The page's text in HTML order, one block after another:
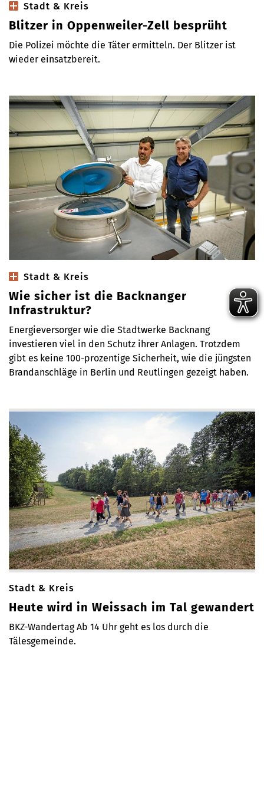
Stadt & Kreis
Blitzer in Oppenweiler-Zell besprüht
Die Polizei möchte die Täter ermitteln. Der Blitzer ist
wieder einsatzbereit.
Stadt & Kreis
Wie sicher ist die Backnanger
Infrastruktur?
Energieversorger wie die Stadtwerke Backnang
investieren viel in den Schutz ihrer Anlagen. Trotzdem
gibt es keine 100-prozentige Sicherheit, wie die jüngsten
Brandanschläge in Berlin und Reutlingen gezeigt haben.
Stadt & Kreis
Heute wird in Weissach im Tal gewandert
BKZ-Wandertag Ab 14 Uhr geht es los durch die
Tälesgemeinde.